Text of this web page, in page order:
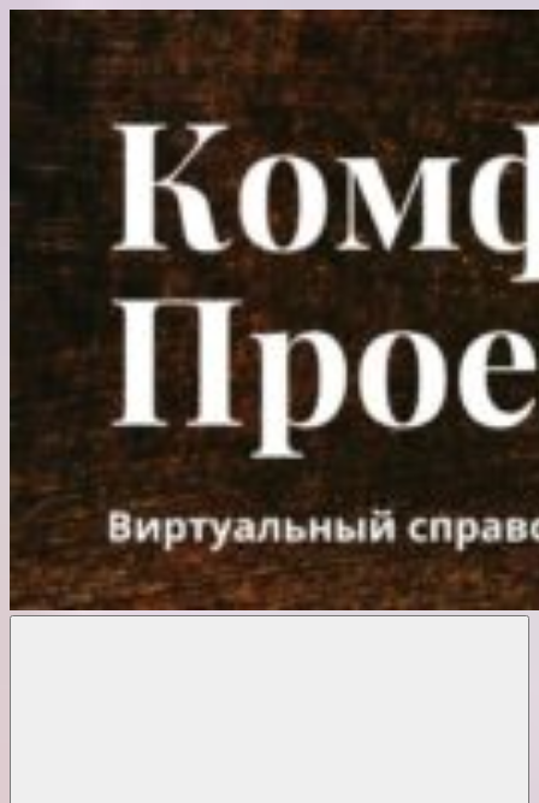
Перейти
содержимому